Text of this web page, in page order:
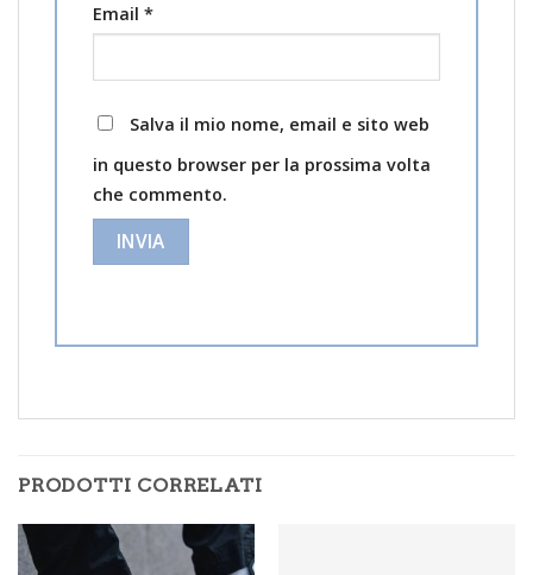
Email *
Salva il mio nome, email e sito web
in questo browser per la prossima volta
che commento.
PRODOTTI CORRELATI